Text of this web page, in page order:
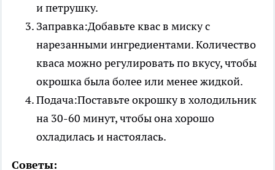
и петрушку.
Заправка:Добавьте квас в миску с
нарезанными ингредиентами. Количество
кваса можно регулировать по вкусу, чтобы
окрошка была более или менее жидкой.
Подача:Поставьте окрошку в холодильник
на 30-60 минут, чтобы она хорошо
охладилась и настоялась.
Советы: